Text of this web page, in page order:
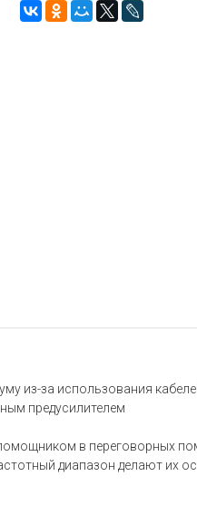
из-за использования
предусилителем
в переговорных
диапазон делают их